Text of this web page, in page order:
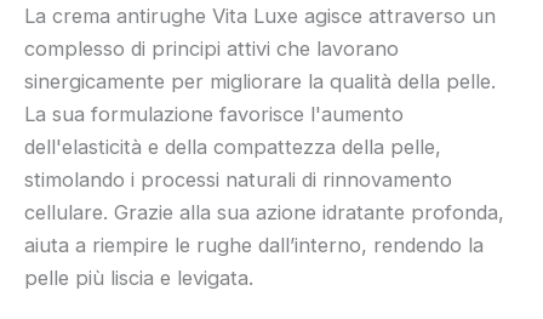
La crema antirughe Vita Luxe agisce attraverso un
complesso di principi attivi che lavorano
sinergicamente per migliorare la qualità della pelle.
La sua formulazione favorisce l'aumento
dell'elasticità e della compattezza della pelle,
stimolando i processi naturali di rinnovamento
cellulare. Grazie alla sua azione idratante profonda,
aiuta a riempire le rughe dall’interno, rendendo la
pelle più liscia e levigata.